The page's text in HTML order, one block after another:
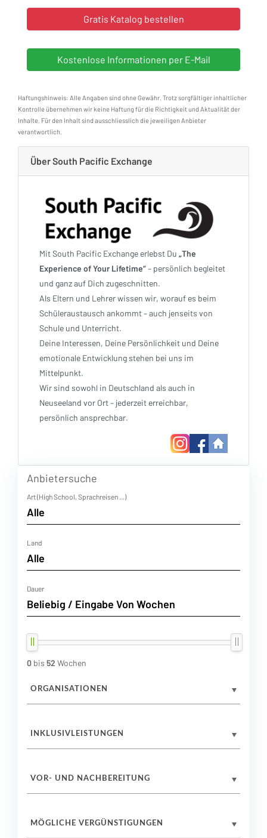
Haftungshinweis: Alle Angaben sind ohne Gewähr. Trotz sorgfältiger inhaltlicher
Kontrolle übernehmen wir keine Haftung für die Richtigkeit und Aktualität der
Inhalte. Für den Inhalt sind ausschliesslich die jeweiligen Anbieter
verantwortlich.
Über South Pacific Exchange
Mit South Pacific Exchange erlebst Du „The
Experience of Your Lifetime“– persönlich begleitet
und ganz auf Dich zugeschnitten.
Als Eltern und Lehrer wissen wir, worauf es beim
Schüleraustausch ankommt – auch jenseits von
Schule und Unterricht.
Deine Interessen, Deine Persönlichkeit und Deine
emotionale Entwicklung stehen bei uns im
Mittelpunkt.
Wir sind sowohl in Deutschland als auch in
Neuseeland vor Ort – jederzeit erreichbar,
persönlich ansprechbar.
Anbietersuche
Art (High School, Sprachreisen ...)
Land
Dauer
0 bis 52 Wochen
ORGANISATIONEN
INKLUSIVLEISTUNGEN
VOR- UND NACHBEREITUNG
MÖGLICHE VERGÜNSTIGUNGEN